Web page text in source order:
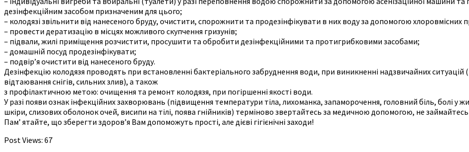
дезінфекційним засобом призначеним для цього;
– колодязі звільнити від нанесеного бруду, очистити, спорожнити та продезінфікувати в них воду за допомогою хлоровмісних
– провести дератизацію в місцях можливого скупчення гризунів;
– підвали, жилі приміщення розчистити, просушити та обробити дезінфекційними та протигрибковими засобами;
– домашній посуд продезінфікувати;
– подвір’я очистити від нанесеного бруду.
Дезінфекцію колодязя проводять при встановленні бактеріального забруднення води, при виникненні надзвичайних ситуацій
відтаювання снігів, сильних злив), а також
з профілактичною метою: очищення та ремонт колодязя, при погіршенні якості води.
У разі появи ознак інфекційних захворювань (підвищення температури тіла, лихоманка, запаморочення, головний біль, болі
шкіри, слизових оболонок очей, висипи на тілі, поява гнійників) терміново звертайтесь за медичною допомогою, не
Пам’ ятайте, що зберегти здоров’я Вам допоможуть прості, але дієві гігієнічні заходи!
Post Views: 67